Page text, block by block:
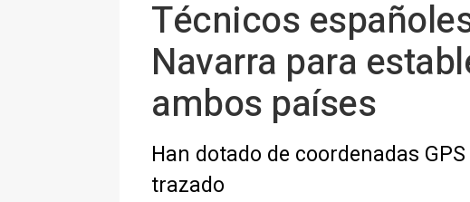
Técnicos
Navarra para
ambos países
Han dotado de coordenadas
trazado